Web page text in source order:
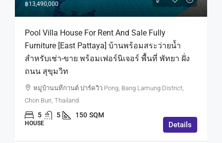
฿13,490,000
Pool Villa House For Rent And Sale Fully
Furniture [East Pattaya] บ้านพร้อมสระว่ายน้ำ
สำหรับเช่า-ขาย พร้อมเฟอร์นิเจอร์ พื้นที่ พัทยา ฝั่ง
ถนน สุขุมวิท
หมู่บ้านนทีกานต์ ปาร์ควิว Pong, Bang Lamung District,
Chon Buri, Thailand
5 5 150 SQM
HOUSE Details